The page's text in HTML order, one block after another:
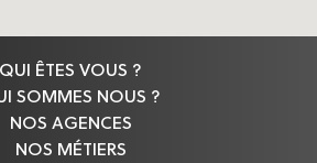
QUI ÊTES VOUS ?
SOMMES NOUS ?
NOS AGENCES
NOS MÉTIERS